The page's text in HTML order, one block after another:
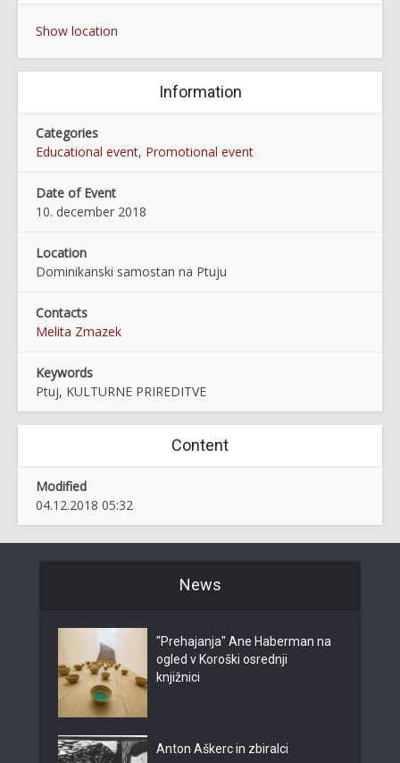
Show location
Information
Categories
Educational event, Promotional event
Date of Event
10. december 2018
Location
Dominikanski samostan na Ptuju
Contacts
Melita Zmazek
Keywords
Ptuj, KULTURNE PRIREDITVE
Content
Modified
04.12.2018 05:32
News
"Prehajanja" Ane Haberman na
ogled v Koroški osrednji
knjižnici
Anton Aškerc in zbiralci